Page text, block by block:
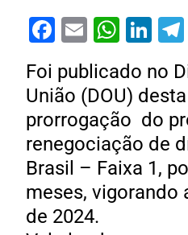
Facebook
Email
Foi publicado no
União (DOU)
prorrogação do
renegociação de
Brasil – Faixa 1,
meses, vigorando
de 2024.